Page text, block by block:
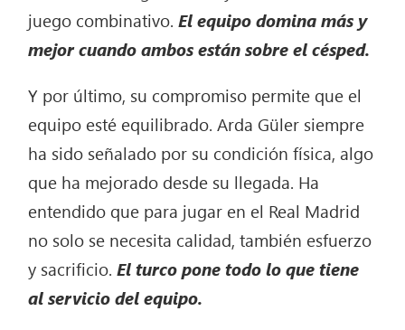
juego combinativo.El equipo domina más y
mejor cuando ambos están sobre el césped.
Y por último, su compromiso permite que el
equipo esté equilibrado. Arda Güler siempre
ha sido señalado por su condición física, algo
que ha mejorado desde su llegada. Ha
entendido que para jugar en el Real Madrid
no solo se necesita calidad, también esfuerzo
y sacrificio.El turco pone todo lo que tiene
al servicio del equipo.